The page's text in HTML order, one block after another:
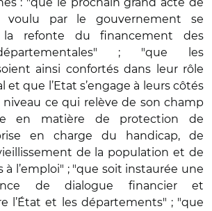
voulu par le gouvernement se
la refonte du financement des
; "que les
ainsi confortés dans leur rôle
et que l’Etat s’engage à leurs côtés
ce qui relève de son champ
en matière de protection de
en charge du handicap, de
de la population et de
à l’emploi" ; "que soit instaurée une
de dialogue financier et
l’État et les départements" ; "que